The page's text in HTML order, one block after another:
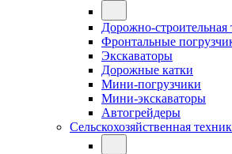
Дорожно-строительная
Фронтальные
Экскаваторы
Дорожные катки
Мини-погрузчики
Мини-экскаваторы
Автогрейдеры
Сельскохозяйственная